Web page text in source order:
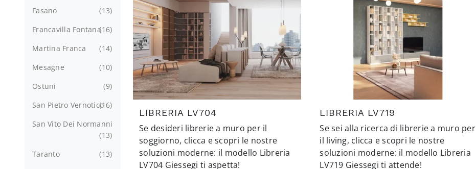
LIBRERIA LV704
Se desideri librerie a muro per il
soggiorno, clicca e scopri le nostre
soluzioni moderne: il modello Libreria
LV704 Giessegi ti aspetta!
LIBRERIA LV719
Se sei alla ricerca di librerie a muro per
il living, clicca e scopri le nostre
soluzioni moderne: il modello Libreria
LV719 Giessegi ti attende!
Fasano
13
Francavilla Fontana16
Martina Franca
14
Mesagne
10
Ostuni
9
San Pietro Vernotico16
San Vito Dei Normanni
13
Taranto
13